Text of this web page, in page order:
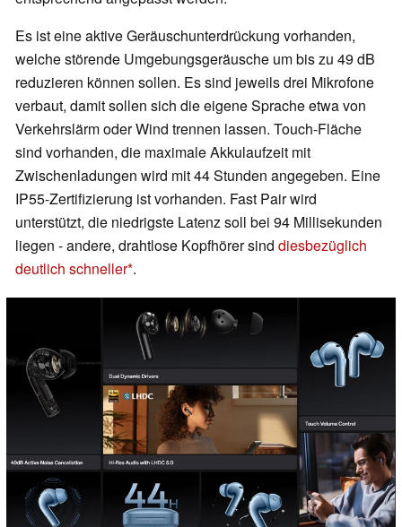
Es ist eine aktive Geräuschunterdrückung vorhanden,
welche störende Umgebungsgeräusche um bis zu 49 dB
reduzieren können sollen. Es sind jeweils drei Mikrofone
verbaut, damit sollen sich die eigene Sprache etwa von
Verkehrslärm oder Wind trennen lassen. Touch-Fläche
sind vorhanden, die maximale Akkulaufzeit mit
Zwischenladungen wird mit 44 Stunden angegeben. Eine
IP55-Zertifizierung ist vorhanden. Fast Pair wird
unterstützt, die niedrigste Latenz soll bei 94 Millisekunden
liegen - andere, drahtlose Kopfhörer sind diesbezüglich
deutlich schneller .